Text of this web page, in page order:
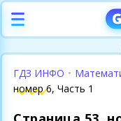
ГДЗ ИНФО •
номер 6, Часть 1